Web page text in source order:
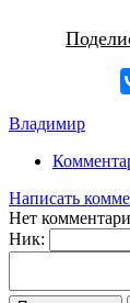
Владимир
Написать
Нет
Ник: